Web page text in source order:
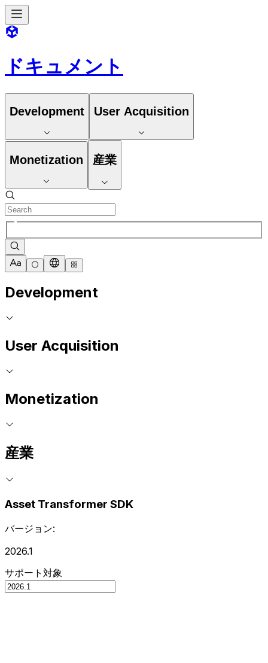
ドキュメント
Development User Acquisition
Monetization 産業
Development
User Acquisition
Monetization
産業
Asset Transformer SDK
バージョン:
2026.1
サポート対象